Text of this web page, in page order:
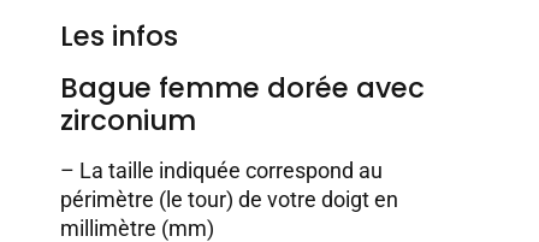
Les infos
Bague femme dorée avec
zirconium
– La taille indiquée correspond au
périmètre (le tour) de votre doigt en
millimètre (mm)